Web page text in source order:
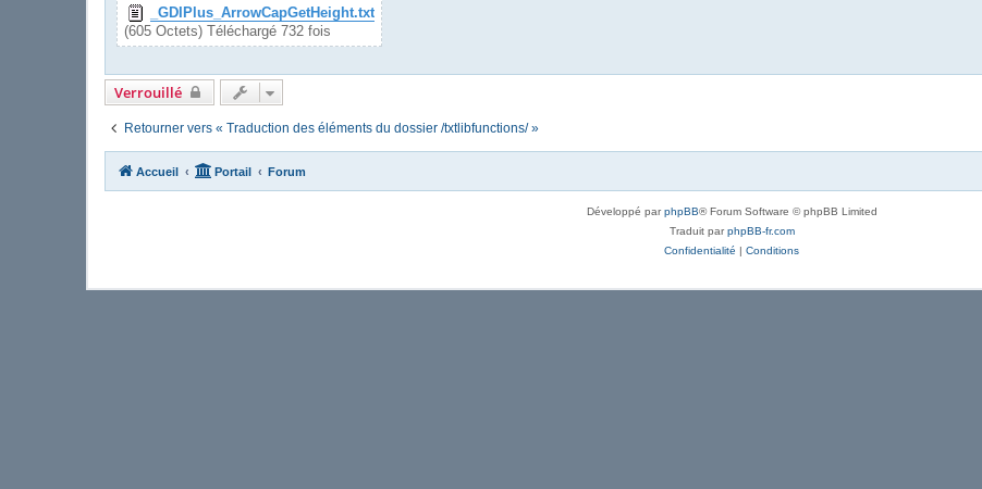
_GDIPlus_ArrowCapGetHeight.txt
(605 Octets) Téléchargé 732 fois
Verrouillé
Retourner vers « Traduction des éléments du dossier /txtlibfunctions/ »
Accueil Portail Forum
Développé parphpBB® Forum Software © phpBB Limited
Traduit parphpBB-fr.com
Confidentialité | Conditions